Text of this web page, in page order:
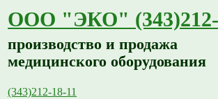
ООО "ЭКО" (343)212-
производство и продажа
медицинского оборудования
(343)212-18-11